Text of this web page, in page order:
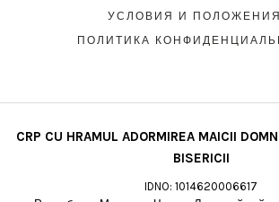
УСЛОВИЯ И ПОЛОЖЕНИЯ
ПОЛИТИКА
CRP CU HRAMUL ADORMIREA MAICII
BISERICII
IDNO: 1014620006617